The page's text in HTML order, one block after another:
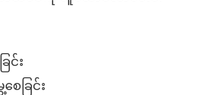
င်း
ေခြင်း